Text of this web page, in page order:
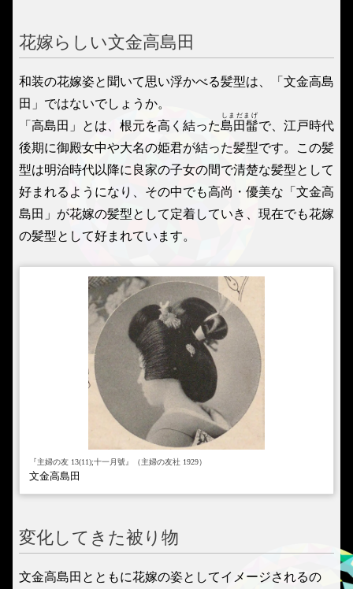
花嫁らしい文金高島田
和装の花嫁姿と聞いて思い浮かべる髪型は、「文金高島
田」ではないでしょうか。
「高島田」とは、根元を高く結った島田髷
しまだまげ
で、江戸時代
後期に御殿女中や大名の姫君が結った髪型です。この髪
型は明治時代以降に良家の子女の間で清楚な髪型として
好まれるようになり、その中でも高尚・優美な「文金高
島田」が花嫁の髪型として定着していき、現在でも花嫁
の髪型として好まれています。
『主婦の友 13(11);十一月號』（主婦の友社 1929）
文金高島田
変化してきた被り物
文金高島田とともに花嫁の姿としてイメージされるの